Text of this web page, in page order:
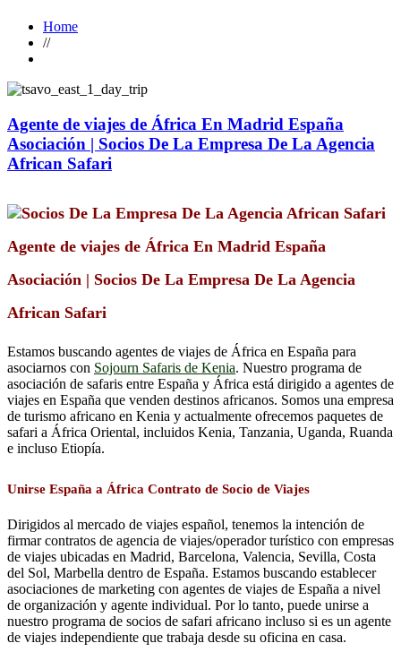
Home
//
Agente de viajes de África En Madrid España
Asociación | Socios De La Empresa De La Agencia
African Safari
Agente de viajes de África En Madrid España
Asociación | Socios De La Empresa De La Agencia
African Safari
Estamos buscando agentes de viajes de África en España para
asociarnos con Sojourn Safaris de Kenia. Nuestro programa de
asociación de safaris entre España y África está dirigido a agentes de
viajes en España que venden destinos africanos. Somos una empresa
de turismo africano en Kenia y actualmente ofrecemos paquetes de
safari a África Oriental, incluidos Kenia, Tanzania, Uganda, Ruanda
e incluso Etiopía.
Unirse España a África Contrato de Socio de Viajes
Dirigidos al mercado de viajes español, tenemos la intención de
firmar contratos de agencia de viajes/operador turístico con empresas
de viajes ubicadas en Madrid, Barcelona, ​​Valencia, Sevilla, Costa
del Sol, Marbella dentro de España. Estamos buscando establecer
asociaciones de marketing con agentes de viajes de España a nivel
de organización y agente individual. Por lo tanto, puede unirse a
nuestro programa de socios de safari africano incluso si es un agente
de viajes independiente que trabaja desde su oficina en casa.